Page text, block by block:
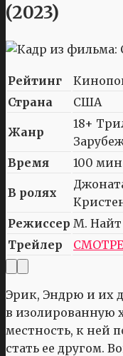
(2023)
Рейтинг
Страна
США
Жанр
18+
Время
100
В ролях
Режиссер М.
Трейлер
Эрик, Эндрю и их
в изолированную
местность, к ней
стать ее другом.